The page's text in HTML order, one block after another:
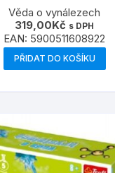
Věda o vynálezech
319,00Kč s DPH
EAN: 5900511608922
PŘIDAT DO KOŠÍKU